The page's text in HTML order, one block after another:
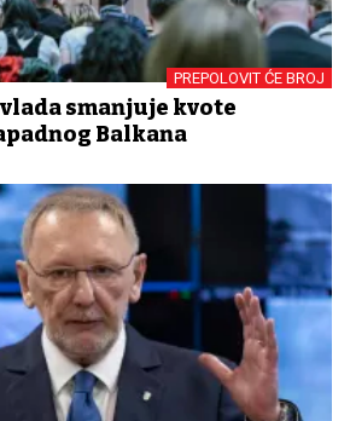
PREPOLOVIT ĆE BROJ
smanjuje kvote
Balkana